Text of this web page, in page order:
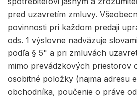
pred uzavretím zmluvy.
povinnosti pri každom predaji
ods. 1 výslovne nadväzuje
podľa § 5" a pri zmluvách
mimo prevádzkových priestorov
osobitné položky (najmä adresu
obchodníka, poučenie o práve